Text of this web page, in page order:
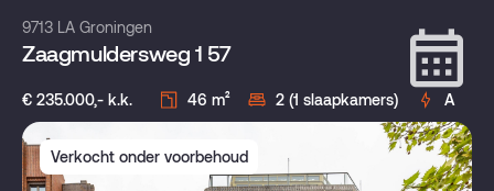
9713 LA Groningen
Zaagmuldersweg 1 57
€ 235.000,- k.k. 46 m² 2 (1 slaapkamers) A
Verkocht onder voorbehoud